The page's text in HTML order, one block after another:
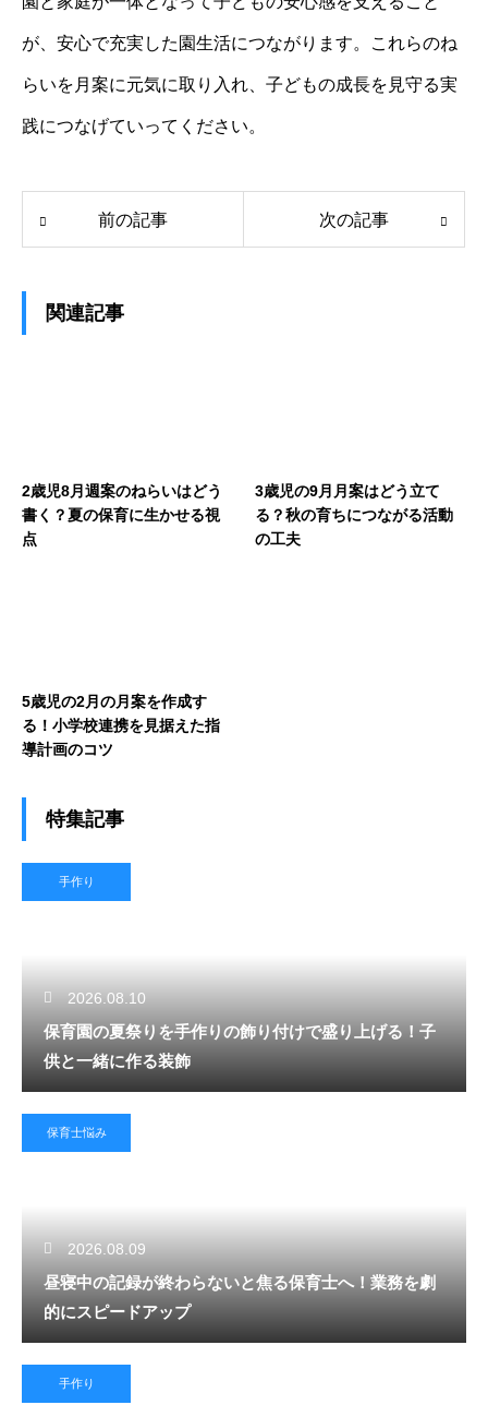
が、安心で充実した園生活につながります。これらのね
らいを月案に元気に取り入れ、子どもの成長を見守る実
践につなげていってください。
前の記事 次の記事
関連記事
2歳児8月週案のねらいはどう
書く？夏の保育に生かせる視
点
3歳児の9月月案はどう立て
る？秋の育ちにつながる活動
の工夫
5歳児の2月の月案を作成す
る！小学校連携を見据えた指
導計画のコツ
特集記事
手作り
2026.08.10
保育園の夏祭りを手作りの飾り付けで盛り上げる！子
供と一緒に作る装飾
保育士悩み
2026.08.09
昼寝中の記録が終わらないと焦る保育士へ！業務を劇
的にスピードアップ
手作り